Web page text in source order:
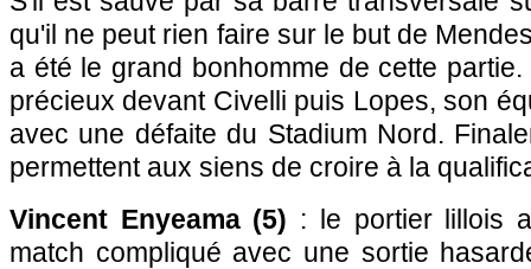
qu'il ne peut rien faire sur le but de
a été le grand bonhomme de cette
précieux devant Civelli puis Lopes, son
avec une défaite du Stadium Nord.
permettent aux siens de croire à la
Vincent Enyeama (5) : le portier lillois
match compliqué avec une sortie